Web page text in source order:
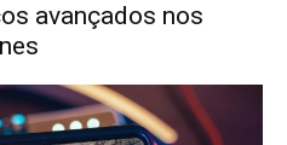
avançados nos